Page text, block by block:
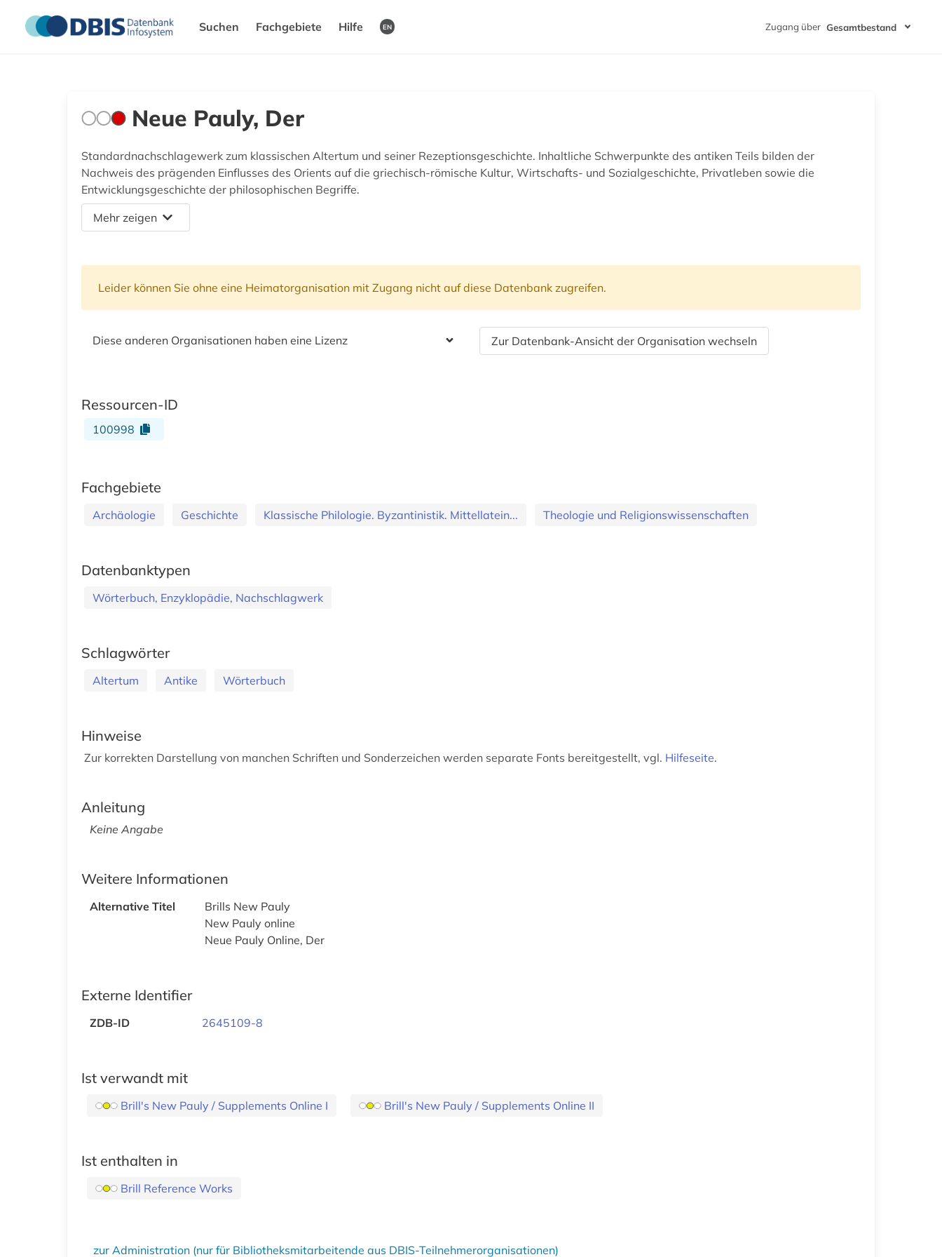
Suchen Fachgebiete Hilfe EN Zugang über Gesamtbestand
Neue Pauly, Der
Standardnachschlagewerk zum klassischen Altertum und seiner Rezeptionsgeschichte. Inhaltliche Schwerpunkte des antiken Teils bilden der
Nachweis des prägenden Einflusses des Orients auf die griechisch-römische Kultur, Wirtschafts- und Sozialgeschichte, Privatleben sowie die
Entwicklungsgeschichte der philosophischen Begriffe.
Mehr zeigen
Leider können Sie ohne eine Heimatorganisation mit Zugang nicht auf diese Datenbank zugreifen.
Diese anderen Organisationen haben eine Lizenz Zur Datenbank-Ansicht der Organisation wechseln
Ressourcen-ID
100998
Fachgebiete
Archäologie Geschichte Klassische Philologie. Byzantinistik. Mittellatein... Theologie und Religionswissenschaften
Datenbanktypen
Wörterbuch, Enzyklopädie, Nachschlagwerk
Schlagwörter
Altertum Antike Wörterbuch
Hinweise
Zur korrekten Darstellung von manchen Schriften und Sonderzeichen werden separate Fonts bereitgestellt, vgl. Hilfeseite.
Anleitung
Keine Angabe
Weitere Informationen
Alternative Titel
Brills New Pauly
New Pauly online
Neue Pauly Online, Der
Externe Identifier
ZDB-ID 2645109-8
Ist verwandt mit
Brill's New Pauly / Supplements Online I Brill's New Pauly / Supplements Online II
Ist enthalten in
Brill Reference Works
zur Administration (nur für Bibliotheksmitarbeitende aus DBIS-Teilnehmerorganisationen)